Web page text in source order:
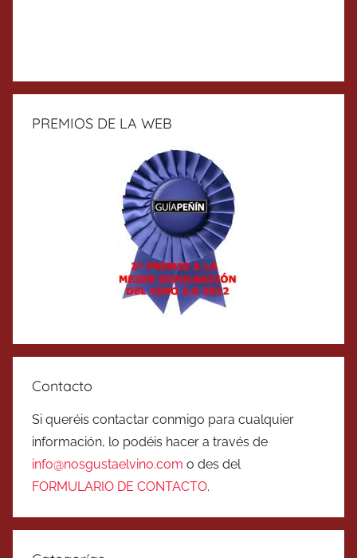
PREMIOS DE LA WEB
Contacto
Si queréis contactar conmigo para cualquier
información, lo podéis hacer a través de
info@nosgustaelvino.com o des del
FORMULARIO DE CONTACTO.